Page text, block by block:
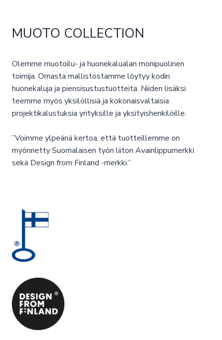
MUOTO COLLECTION
Olemme muotoilu- ja huonekalualan monipuolinen
toimija. Omasta mallistostamme löytyy kodin
huonekaluja ja piensisustustuotteita. Niiden lisäksi
teemme myös yksilöllisiä ja kokonaisvaltaisia
projektikalustuksia yrityksille ja yksityishenkilöille.
”Voimme ylpeänä kertoa, että tuotteillemme on
myönnetty Suomalaisen työn liiton Avainlippumerkki
sekä Design from Finland -merkki.”